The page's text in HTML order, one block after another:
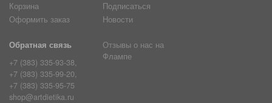
Корзина
Оформить заказ
Подписаться
Новости
Обратная связь
+7 (383) 335-93-38,
+7 (383) 335-99-20,
+7 (383) 335-95-75
shop@artdietika.ru
Отзывы о нас на
Флампе